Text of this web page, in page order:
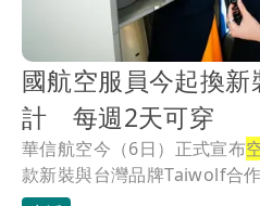
國航空服員今起換新
計 每週2天可穿
華信航空今（6日）正式宣布
款新裝與台灣品牌Taiwolf合